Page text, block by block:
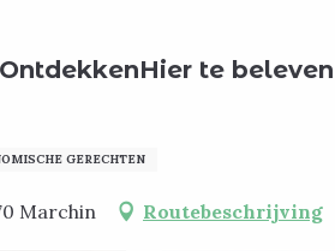
OntdekkenHier te beleven
GERECHTEN
Marchin Routebeschrijving